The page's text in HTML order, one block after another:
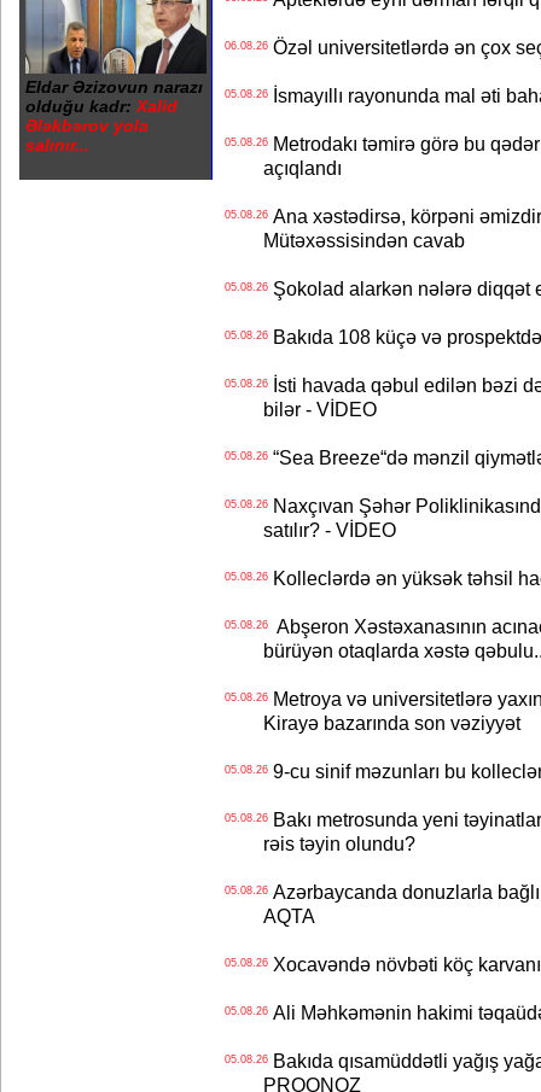
Eldar Əzizovun narazı
olduğu kadr: Xalid
Ələkbərov yola
salınır...
06.08.26Özəl universitetlərdə ən çox
05.08.26İsmayıllı rayonunda mal əti
05.08.26Metrodakı təmirə görə bu
açıqlandı
05.08.26Ana xəstədirsə, körpəni
Mütəxəssisindən cavab
05.08.26Şokolad alarkən nələrə diqqət
05.08.26Bakıda 108 küçə və
05.08.26İsti havada qəbul edilən bəzi
bilər - VİDEO
05.08.26“Sea Breeze“də mənzil
05.08.26Naxçıvan Şəhər
satılır? - VİDEO
05.08.26Kolleclərdə ən yüksək təhsil
05.08.26Abşeron Xəstəxanasının
bürüyən otaqlarda xəstə
05.08.26Metroya və universitetlərə
Kirayə bazarında son vəziyyət
05.08.269-cu sinif məzunları bu
05.08.26Bakı metrosunda yeni
rəis təyin olundu?
05.08.26Azərbaycanda donuzlarla
AQTA
05.08.26Xocavəndə növbəti köç
05.08.26Ali Məhkəmənin hakimi
05.08.26Bakıda qısamüddətli yağış
PROQNOZ